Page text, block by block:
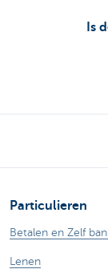
Is
Particulieren
Betalen en Zelf
Lenen